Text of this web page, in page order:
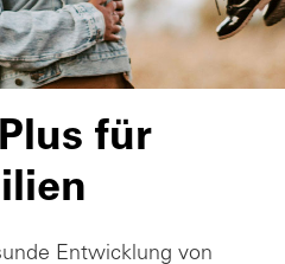
für
Entwicklung von